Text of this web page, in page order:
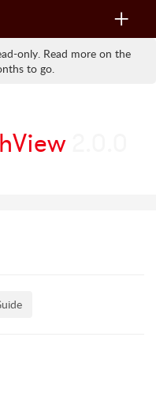
Toggle
only. Read more on the
to go.